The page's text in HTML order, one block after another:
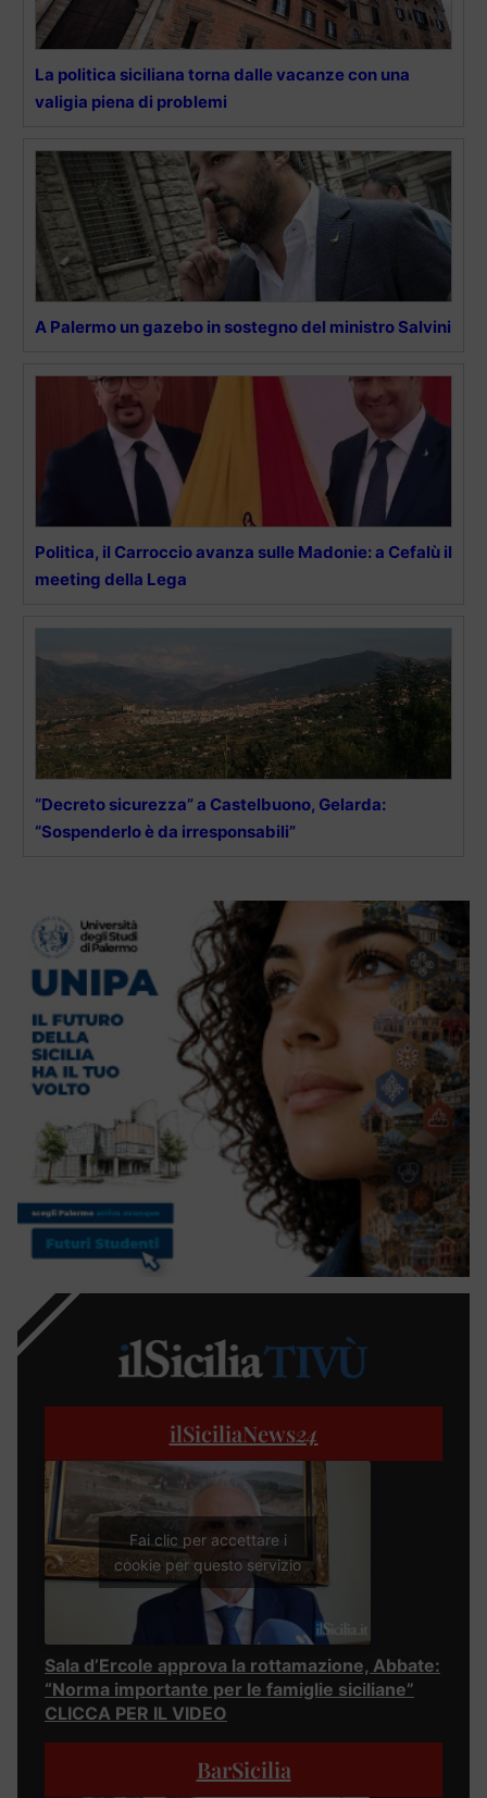
La politica siciliana torna dalle vacanze con una
valigia piena di problemi
A Palermo un gazebo in sostegno del ministro Salvini
Politica, il Carroccio avanza sulle Madonie: a Cefalù il
meeting della Lega
“Decreto sicurezza” a Castelbuono, Gelarda:
“Sospenderlo è da irresponsabili”
ilSiciliaNews24
Fai clic per accettare i
cookie per questo servizio
Sala d’Ercole approva la rottamazione, Abbate:
“Norma importante per le famiglie siciliane”
CLICCA PER IL VIDEO
BarSicilia